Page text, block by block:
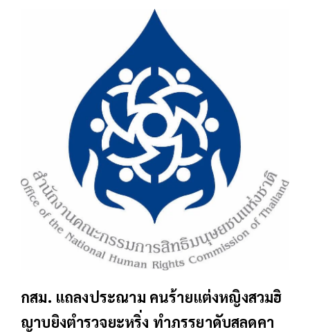
กสม. แถลงประณาม คนร้ายแต่งหญิงสวมฮิ
ญาบยิงตำรวจยะหริ่ง ทำภรรยาดับสลดคา